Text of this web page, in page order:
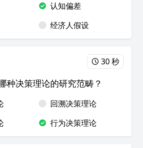
认知偏差
经济人假设
30 秒
种决策理论的研究范畴？
回溯决策理论
行为决策理论